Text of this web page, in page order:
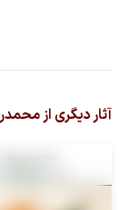
آثار دیگری از